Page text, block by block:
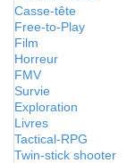
Casse-tête
Free-to-Play
Film
Horreur
FMV
Survie
Exploration
Livres
Tactical-RPG
Twin-stick shooter